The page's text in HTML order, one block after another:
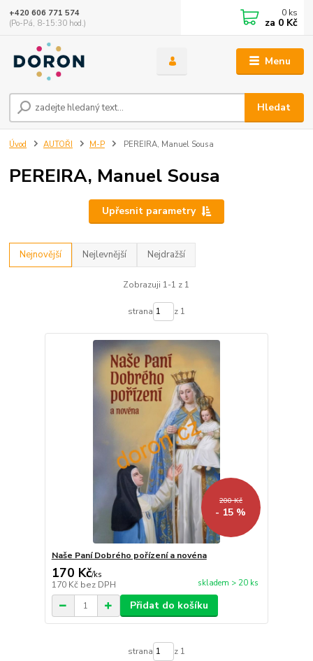
Menu
Hledat
+420 606 771 574
(Po-Pá, 8-15:30 hod.)
0 ks
za 0 Kč
Úvod AUTOŘI M-P PEREIRA, Manuel Sousa
PEREIRA, Manuel Sousa
Upřesnit parametry
Nejnovější Nejlevnější Nejdražší
Zobrazuji 1-1 z 1
strana z 1
200 Kč
- 15 %
Naše Paní Dobrého pořízení a novéna
170 Kč/ks
170 Kč bez DPH skladem > 20 ks
Přidat do košíku
strana z 1